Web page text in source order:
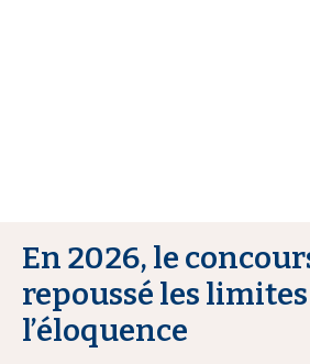
En 2026, le
repoussé les
l’éloquence